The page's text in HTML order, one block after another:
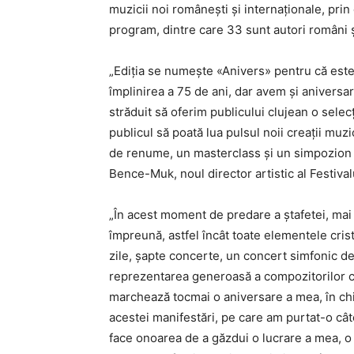
muzicii noi românești și internaționale,
program, dintre care 33 sunt autori români
„Ediția se numește «Anivers» pentru că
împlinirea a 75 de ani, dar avem și
străduit să oferim publicului clujean o
publicul să poată lua pulsul noii creații
de renume, un masterclass și un
Bence-Muk, noul director artistic al
„În acest moment de predare a ștafetei,
împreună, astfel încât toate elementele
zile, șapte concerte, un concert simfonic
reprezentarea generoasă a compozitorilor
marchează tocmai o aniversare a mea, în
acestei manifestări, pe care am purtat-o
face onoarea de a găzdui o lucrare a mea,